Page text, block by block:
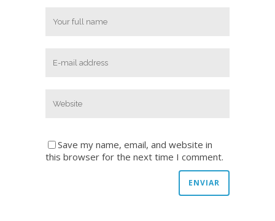
Save my name, email, and website in
this browser for the next time I comment.